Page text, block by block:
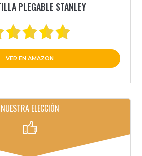
PLEGABLE STANLEY
VER EN AMAZON
NUESTRA ELECCIÓN